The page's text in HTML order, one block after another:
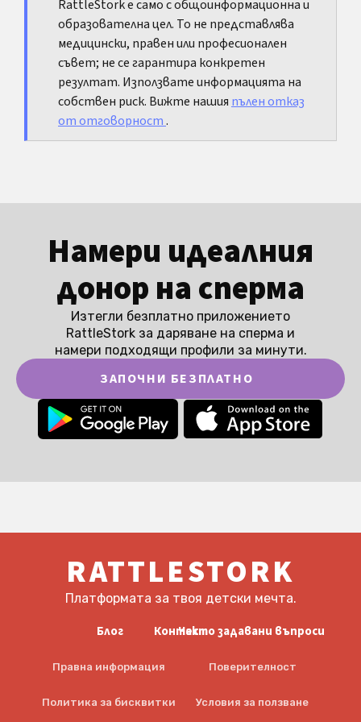
удоволствие, гоненето на по-голямо рядко
подобрява качеството и по-често добавя
напрежение.
RattleStork е само с общоинформационна и
образователна цел. То не представлява
медицински, правен или професионален
съвет; не се гарантира конкретен
резултат. Използвате информацията на
собствен риск. Вижте нашияпълен отказ
от отговорност.
Намери идеалния
донор на сперма
Изтегли безплатно приложението
RattleStork за даряване на сперма и
намери подходящи профили за минути.
ЗАПОЧНИ БЕЗПЛАТНО
RATTLESTORK
Платформата за твоя детски мечта.
Блог Контакт
Често задавани въпроси
Правна информация Поверителност
Политика за бисквитки Условия за ползване